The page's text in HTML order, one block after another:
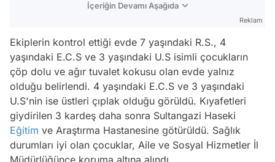
İçeriğin Devamı Aşağıda
Reklam
Ekiplerin kontrol ettiği evde 7 yaşındaki R.S., 4
yaşındaki E.C.S ve 3 yaşındaki U.S isimli çocukların
çöp dolu ve ağır tuvalet kokusu olan evde yalnız
olduğu belirlendi. 4 yaşındaki E.C.S ve 3 yaşındaki
U.S'nin ise üstleri çıplak olduğu görüldü. Kıyafetleri
giydirilen 3 kardeş daha sonra Sultangazi Haseki
Eğitim ve Araştırma Hastanesine götürüldü. Sağlık
durumları iyi olan çocuklar, Aile ve Sosyal Hizmetler İl